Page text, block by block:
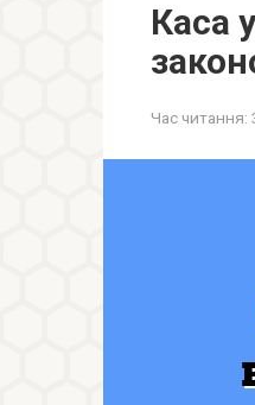
Каса
Час читання: